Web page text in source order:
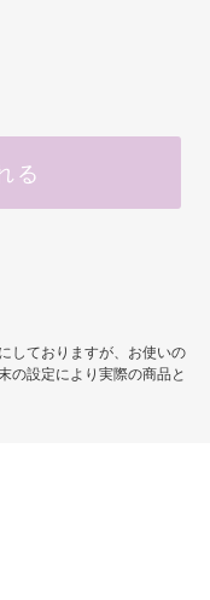
る
しておりますが、お使いの
の設定により実際の商品と